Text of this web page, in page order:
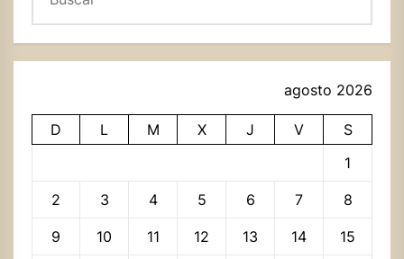
agosto 2026
D L M X J V
S
1
2 3 4 5 6 7 8
9 10 11 12 13 14 15